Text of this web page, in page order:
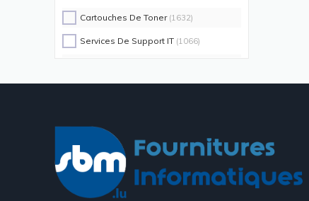
Cartouches De Toner (1632)
Services De Support IT (1066)
Alimentations D'énergie Non
Interruptibles (719)
Accessoires De Racks
Unités De Distribution D'énergie (640)